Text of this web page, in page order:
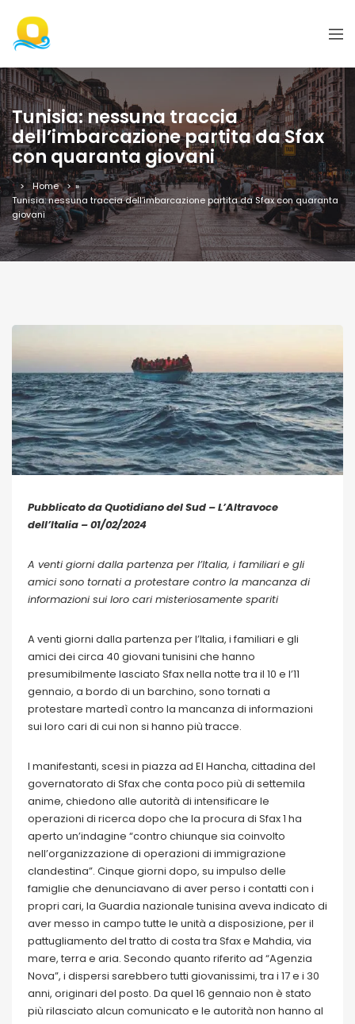
Tunisia: nessuna traccia
dell’imbarcazione partita da Sfax
con quaranta giovani
Home
»
Tunisia: nessuna traccia dell’imbarcazione partita da Sfax con quaranta
giovani
Pubblicato da Quotidiano del Sud – L’Altravoce
dell’Italia – 01/02/2024
A venti giorni dalla partenza per l’Italia, i familiari e gli
amici sono tornati a protestare contro la mancanza di
informazioni sui loro cari misteriosamente spariti
A venti giorni dalla partenza per l’Italia, i familiari e gli
amici dei circa 40 giovani tunisini che hanno
presumibilmente lasciato Sfax nella notte tra il 10 e l’11
gennaio, a bordo di un barchino, sono tornati a
protestare martedì contro la mancanza di informazioni
sui loro cari di cui non si hanno più tracce.
I manifestanti, scesi in piazza ad El Hancha, cittadina del
governatorato di Sfax che conta poco più di settemila
anime, chiedono alle autorità di intensificare le
operazioni di ricerca dopo che la procura di Sfax 1 ha
aperto un’indagine “contro chiunque sia coinvolto
nell’organizzazione di operazioni di immigrazione
clandestina”. Cinque giorni dopo, su impulso delle
famiglie che denunciavano di aver perso i contatti con i
propri cari, la Guardia nazionale tunisina aveva indicato di
aver messo in campo tutte le unità a disposizione, per il
pattugliamento del tratto di costa tra Sfax e Mahdia, via
mare, terra e aria. Secondo quanto riferito ad “Agenzia
Nova”, i dispersi sarebbero tutti giovanissimi, tra i 17 e i 30
anni, originari del posto. Da quel 16 gennaio non è stato
più rilasciato alcun comunicato e le autorità non hanno al